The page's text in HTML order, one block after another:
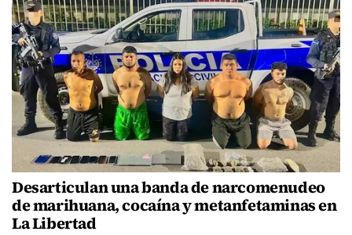
Desarticulan una banda de narcomenudeo
de marihuana, cocaína y metanfetaminas en
La Libertad